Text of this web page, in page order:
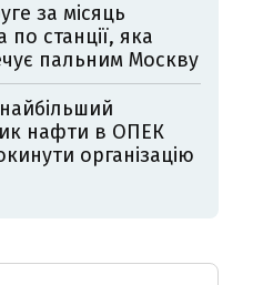
за місяць
по станції, яка
пальним Москву
нафти в ОПЕК
організацію